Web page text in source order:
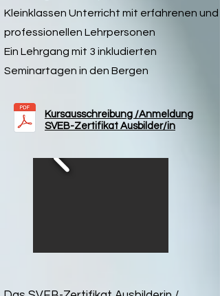
Kleinklassen Unterricht mit erfahrenen und
professionellen Lehrpersonen
Ein Lehrgang mit 3 inkludierten
Seminartagen in den Bergen
Kursausschreibung /Anmeldung
SVEB-Zertifikat Ausbilder/in